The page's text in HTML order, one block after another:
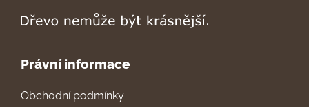
Právní informace
Obchodní podmínky